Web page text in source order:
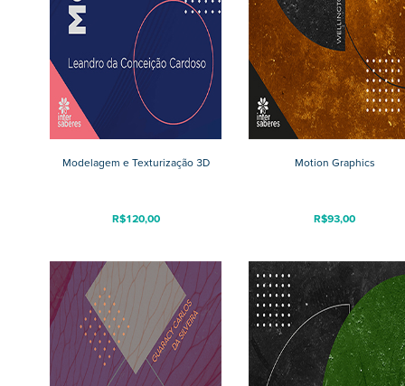
Modelagem e Texturização 3D
R$120,00
Motion Graphics
R$93,00